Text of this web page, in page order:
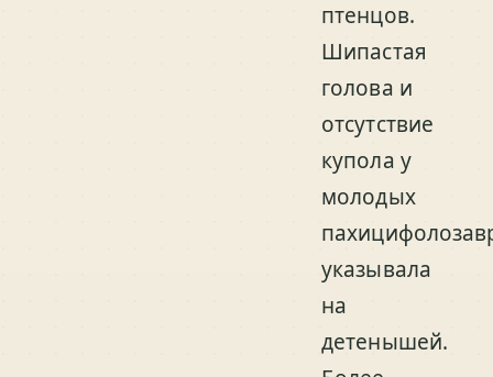
птенцов.
Шипастая
голова и
отсутствие
купола у
молодых
указывала
на
детенышей.